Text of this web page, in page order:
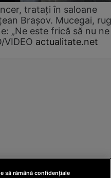
tratați în saloane
Brașov. Mucegai,
„Ne este frică să nu ne
VIDEO actualitate.net
să rămână confidențiale